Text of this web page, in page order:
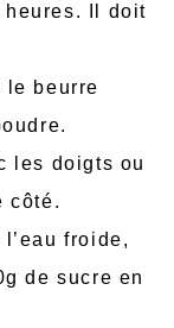
heures. Il doit
le beurre
les doigts ou
côté.
froide,
de sucre en